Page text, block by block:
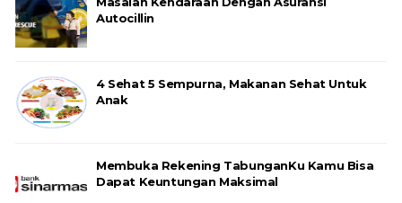
Autocillin
4 Sehat 5 Sempurna, Makanan Sehat Untuk
Anak
Membuka Rekening TabunganKu Kamu Bisa
Dapat Keuntungan Maksimal